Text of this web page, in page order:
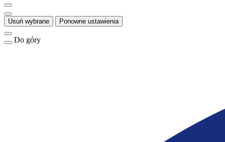
Usuń wybrane Ponowne ustawienia
Do góry